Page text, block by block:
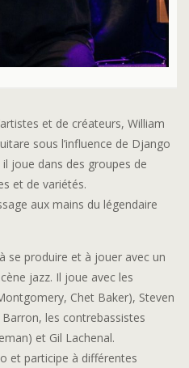
et de créateurs, William
sous l’influence de Django
il joue dans des groupes de
et de variétés.
aux mains du légendaire
se produire et à jouer avec un
jazz. Il joue avec les
Chet Baker), Steven
les contrebassistes
et Gil Lachenal.
et participe à différentes